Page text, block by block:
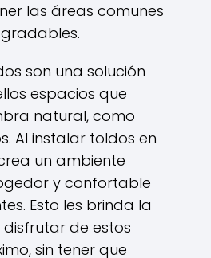
las áreas comunes
son una solución
espacios que
natural, como
Al instalar toldos en
un ambiente
y confortable
Esto les brinda la
de estos
sin tener que